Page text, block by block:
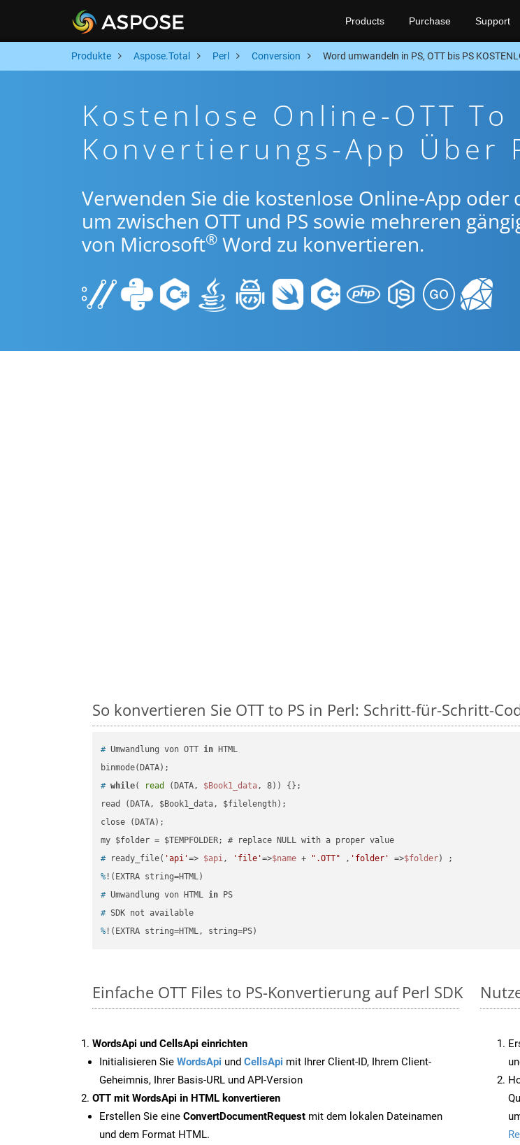
Products Purchase Support
Produkte Aspose.Total Perl Conversion Word umwandeln in PS, OTT bis PS
Kostenlose Online-OTT To
Konvertierungs-App Über
Verwenden Sie die kostenlose Online-App oder
um zwischen OTT und PS sowie mehreren
von Microsoft® Word zu konvertieren.
So konvertieren Sie OTT to PS in Perl: Schritt-für-Schritt-
# Umwandlung von OTT in HTML
# while( read (DATA, $Book1_data, 8)) {};
read (DATA, $Book1_data, $filelength);
close (DATA);
# ready_file( 'api'=> $api, 'file'=>$name + ".OTT" , 'folder' =>$folder) ;
% !(EXTRA string=HTML)
# Umwandlung von HTML in PS
# SDK not available
% !(EXTRA string=HTML, string=PS)
Einfache OTT Files to PS-Konvertierung auf Perl SDK
WordsApi und CellsApi einrichten
Initialisieren Sie WordsApi und CellsApi mit Ihrer Client-ID, Ihrem Client-
Geheimnis, Ihrer Basis-URL und API-Version
OTT mit WordsApi in HTML konvertieren
Erstellen Sie eine ConvertDocumentRequest mit dem lokalen Dateinamen
und dem Format HTML.